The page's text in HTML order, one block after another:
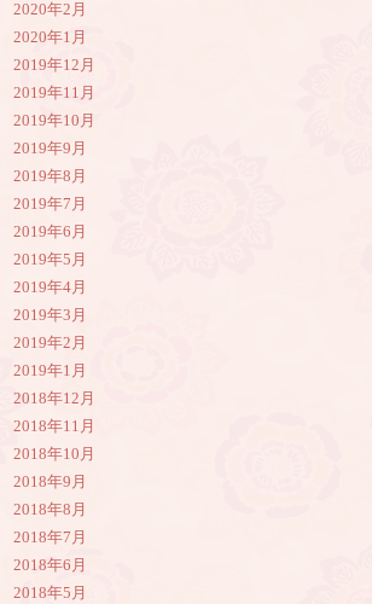
2020年2月
2020年1月
2019年12月
2019年11月
2019年10月
2019年9月
2019年8月
2019年7月
2019年6月
2019年5月
2019年4月
2019年3月
2019年2月
2019年1月
2018年12月
2018年11月
2018年10月
2018年9月
2018年8月
2018年7月
2018年6月
2018年5月